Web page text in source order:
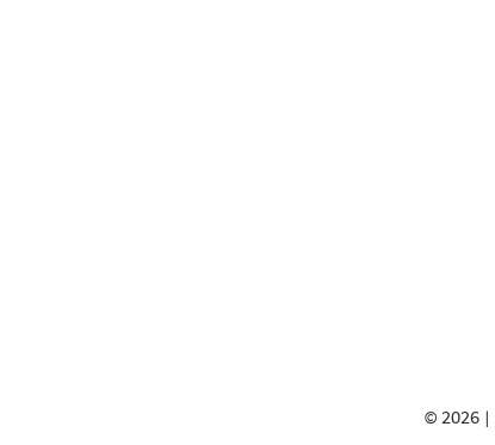
© 2026 |